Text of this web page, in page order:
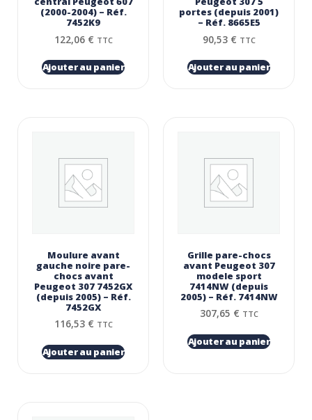
(2000-2004) – Réf.
7452K9
122,06 € TTC
Ajouter au panier
portes (depuis 2001)
– Réf. 8665E5
90,53 € TTC
Ajouter au panier
Moulure avant
gauche noire pare-
chocs avant
Peugeot 307 7452GX
(depuis 2005) – Réf.
7452GX
116,53 € TTC
Ajouter au panier
Grille pare-chocs
avant Peugeot 307
modele sport
7414NW (depuis
2005) – Réf. 7414NW
307,65 € TTC
Ajouter au panier